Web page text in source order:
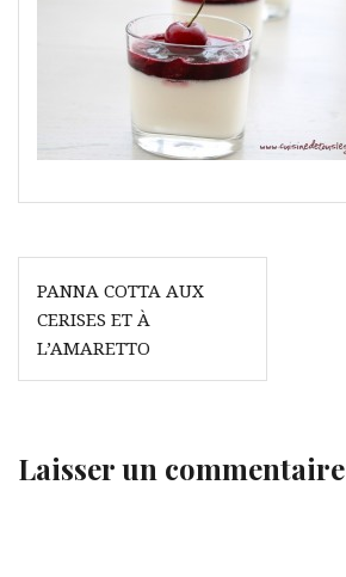
Navigation
de
l’article
PANNA COTTA AUX
CERISES ET À
L’AMARETTO
Laisser un commentaire